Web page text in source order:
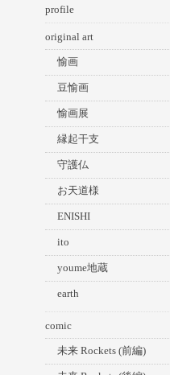
profile
original art
愉画
豆愉画
愉画展
縁起干支
守護仏
お天道様
ENISHI
ito
youme地蔵
earth
comic
未来 Rockets (前編)